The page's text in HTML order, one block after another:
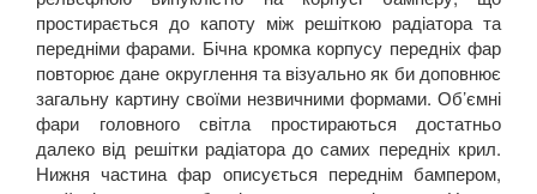
простирається до капоту між решіткою радіатора та
передніми фарами. Бічна кромка корпусу передніх фар
повторює дане округлення та візуально як би доповнює
загальну картину своїми незвичними формами. Об’ємні
фари головного світла простираються достатньо
далеко від решітки радіатора до самих передніх крил.
Нижня частина фар описується переднім бампером,